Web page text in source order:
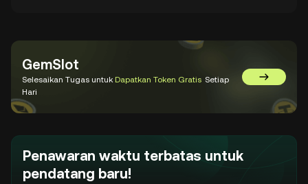
GemSlot
Selesaikan Tugas untuk Dapatkan Token Gratis Setiap
Hari
Kunjungi
Penawaran waktu terbatas untuk
pendatang baru!